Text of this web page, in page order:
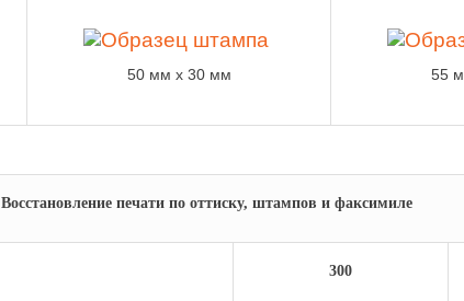
50 мм x 30 мм 55 м
Восстановление печати по оттиску, штампов и факсимиле
300